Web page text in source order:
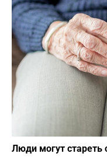
Люди могут стареть